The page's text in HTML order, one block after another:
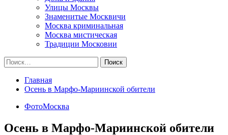
Улицы Москвы
Знаменитые Москвичи
Москва криминальная
Москва мистическая
Традиции Московии
Найти:
Главная
Осень в Марфо-Мариинской обители
ФотоМосква
Осень в Марфо-Мариинской обители